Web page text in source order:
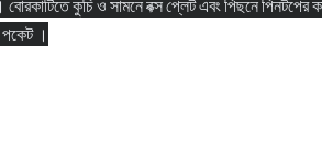
কুচি ও সামনে বক্স প্লেট এবং পিছনে পিনটপের
পকেট ।